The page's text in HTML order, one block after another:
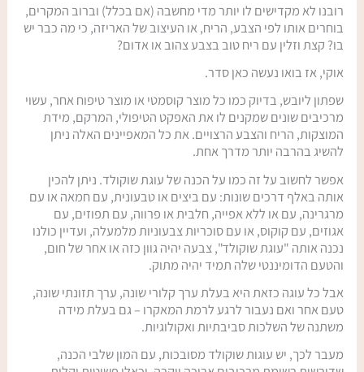
רובנו לא מקדישים לו יותר מדי מחשבה (אם בכלל) וברוב המקרים,
בוחרים אותו לפי הצבע, הריח, או העיצוב של האריזה, כי מה כבר יש
בו? קצת וזלין עם ריח טוב בצבע צהוב או אדום?
אוקי, אז בואו נעשה כאן סדר.
שפתון ליובש, בדיוק כמו כל מוצר קוסמטי או מוצר טיפוח אחר, עשוי
מרכיבים שונים שמקנים לו את האפקט הטיפולי, המרקם, מידת
המוצקות, הריח והצבע הרצויים. את כל המאפיינים האלה ניתן
להשיג בהרבה יותר מדרך אחת.
אפשר לחשוב על זה כמו על הכנה של עוגת שוקולד. ניתן להכין
אותה באלף דרכים שונות: עם ביצים או טבעונית, עם חמאה או עם
מרגרינה, עם או ללא אפייה, חלבית או פרווה, עם תפוזים, עם
אגוזים, עם קוקוס, או עם סוכריות צבעוניות מלמעלה, ועדיין כולנו
נכנה אותה "עוגת שוקולד", צבעה יהיה גוון כזה או אחר של חום,
והטעם הדומיננטי שלה תמיד יהיה מתוק.
אבל כל עוגה כזאת היא בעלת ערך קלורי שונה, ערך תזונתי שונה,
טעם אחר ואם נעבור לרגע לרמת המאקרו – גם בעלת מידה
משתנה של השלכות סביבתיות ואקולוגיות.
מעבר לכך, יש עוגות שוקולד מסובכות, עם המון שלבי הכנה,